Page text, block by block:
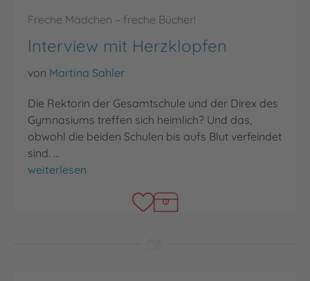
Freche Mädchen – freche Bücher!
Interview mit Herzklopfen
von Martina Sahler
Die Rektorin der Gesamtschule und der Direx des
Gymnasiums treffen sich heimlich? Und das,
obwohl die beiden Schulen bis aufs Blut verfeindet
sind. …
Interview mit Herzklopfen
weiterlesen